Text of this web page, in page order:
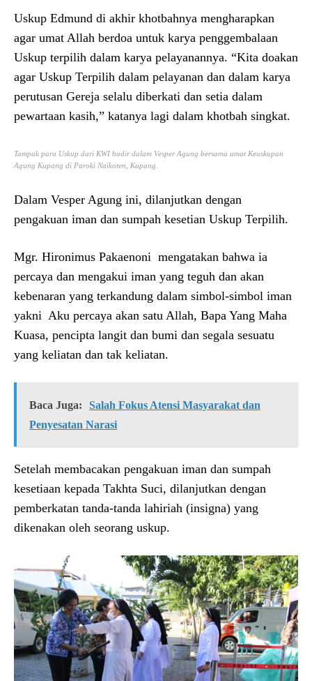
Uskup Edmund di akhir khotbahnya mengharapkan
agar umat Allah berdoa untuk karya penggembalaan
Uskup terpilih dalam karya pelayanannya. “Kita doakan
agar Uskup Terpilih dalam pelayanan dan dalam karya
perutusan Gereja selalu diberkati dan setia dalam
pewartaan kasih,” katanya lagi dalam khotbah singkat.
Tampak para Uskup dari KWI hadir dalam Vesper Agung bersama umat Keuskupan
Agung Kupang di Paroki Naikoten, Kupang.
Dalam Vesper Agung ini, dilanjutkan dengan
pengakuan iman dan sumpah kesetian Uskup Terpilih.
Mgr. Hironimus Pakaenoni mengatakan bahwa ia
percaya dan mengakui iman yang teguh dan akan
kebenaran yang terkandung dalam simbol-simbol iman
yakni Aku percaya akan satu Allah, Bapa Yang Maha
Kuasa, pencipta langit dan bumi dan segala sesuatu
yang keliatan dan tak keliatan.
Baca Juga:
Salah Fokus Atensi Masyarakat dan
Penyesatan Narasi
Setelah membacakan pengakuan iman dan sumpah
kesetiaan kepada Takhta Suci, dilanjutkan dengan
pemberkatan tanda-tanda lahiriah (insigna) yang
dikenakan oleh seorang uskup.